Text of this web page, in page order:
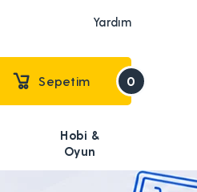
Yardım
Sepetim 0
Hobi &
Oyun